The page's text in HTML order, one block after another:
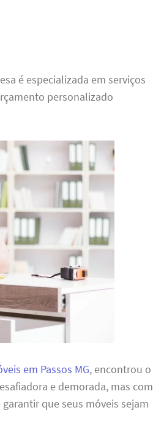
é especializada em serviços
personalizado
em Passos MG, encontrou o
e demorada, mas com
que seus móveis sejam